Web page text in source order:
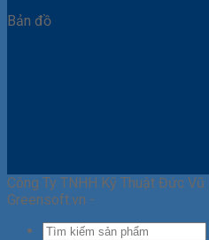
Bản đồ
Công Ty TNHH Kỹ Thuật Đức Vũ |
Greensoft.vn -